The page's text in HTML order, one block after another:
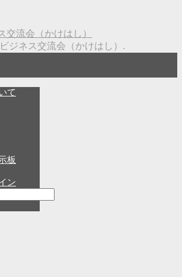
交流会（かけはし）
ジネス交流会（かけはし）.
て
板
ン